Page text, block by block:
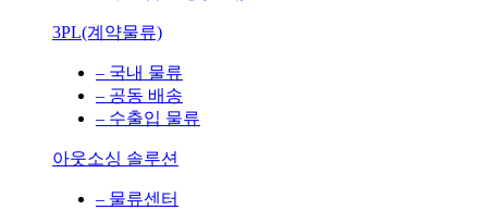
3PL(계약물류)
– 국내 물류
– 공동 배송
– 수출입 물류
아웃소싱 솔루션
– 물류센터